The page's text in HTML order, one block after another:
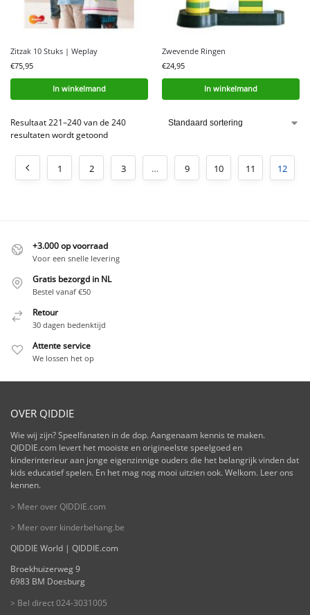
Zitzak 10 Stuks | Weplay
€75,95
In winkelmand
Zwevende Ringen
€24,95
In winkelmand
Resultaat 221–240 van de 240
resultaten wordt getoond
1 2 3 … 9 10 11 12
+3.000 op voorraad
Voor een snelle levering
Gratis bezorgd in NL
Bestel vanaf €50
Retour
30 dagen bedenktijd
Attente service
We lossen het op
OVER QIDDIE
Wie wij zijn? Speelfanaten in de dop. Aangenaam kennis te maken.
QIDDIE.com levert het mooiste en origineelste speelgoed en
kinderinterieur aan jonge eigenzinnige ouders die het belangrijk vinden dat
kids educatief spelen. En het mag nog mooi uitzien ook. Welkom. Leer ons
kennen.
> Meer over QIDDIE.com
> Meer over kinderbehang.be
QIDDIE World | QIDDIE.com
Broekhuizerweg 9
6983 BM Doesburg
> Bel direct 024-3031005